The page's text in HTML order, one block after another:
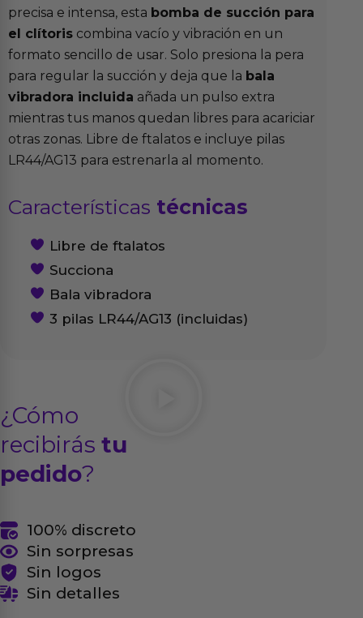
precisa e intensa, esta bomba de succión para
el clítoris combina vacío y vibración en un
formato sencillo de usar. Solo presiona la pera
para regular la succión y deja que la bala
vibradora incluida añada un pulso extra
mientras tus manos quedan libres para acariciar
otras zonas. Libre de ftalatos e incluye pilas
LR44/AG13 para estrenarla al momento.
Características técnicas
Libre de ftalatos
Succiona
Bala vibradora
3 pilas LR44/AG13 (incluidas)
¿Cómo
recibirás tu
pedido?
100% discreto
Sin sorpresas
Sin logos
Sin detalles